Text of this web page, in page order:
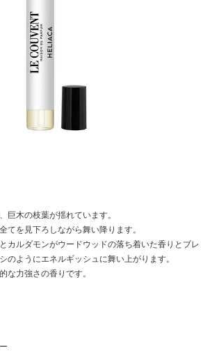
巨木の枝葉が揺れています。
てを見下ろしながら舞い降ります。
カルダモンがウードウッドの落ち着いた香りとブレ
のようにエネルギッシュに舞い上がります。
な力強さの香りです。